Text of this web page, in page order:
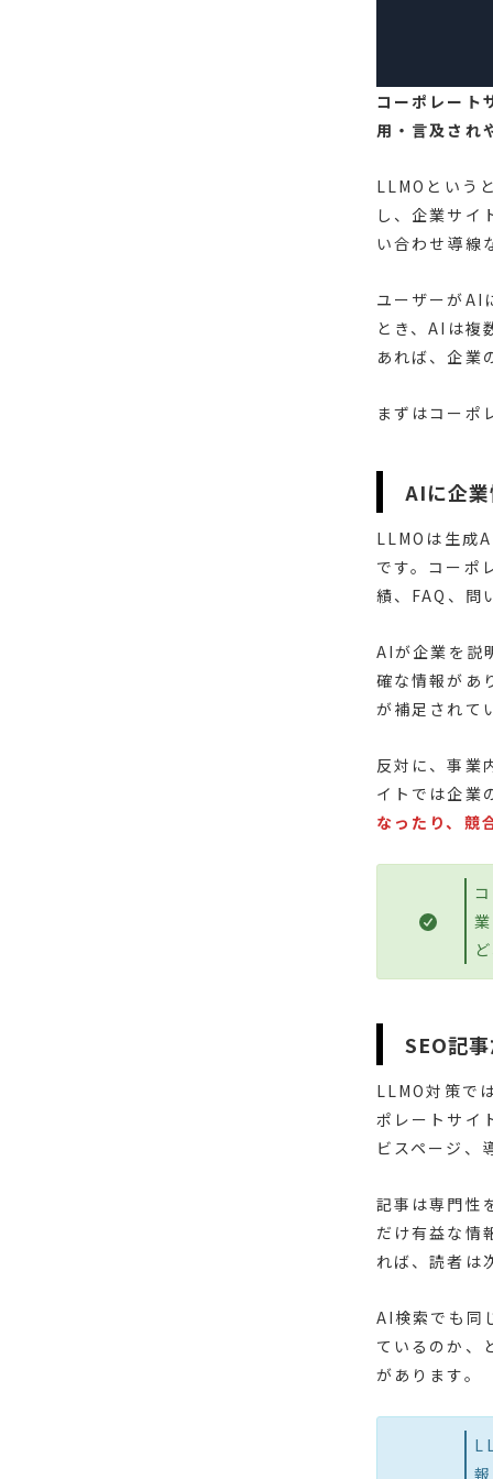
コーポレート
用・言及され
LLMOという
し、企業サイ
い合わせ導線
ユーザーがAI
とき、AIは複
あれば、企業
まずはコーポ
AIに企
LLMOは生成
です。コーポ
績、FAQ、問
AIが企業を説
確な情報があ
が補足されて
反対に、事業
イトでは企業
なったり、競
SEO記
LLMO対策で
ポレートサイ
ビスページ、
記事は専門性
だけ有益な情
れば、読者は
AI検索でも同
ているのか、
があります。